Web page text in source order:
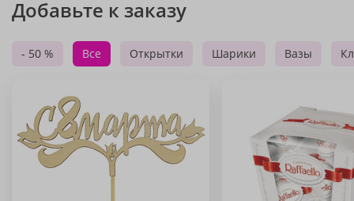
Добавьте к заказу
- 50 % Все Открытки Шарики Вазы